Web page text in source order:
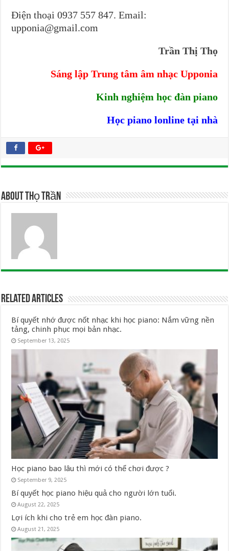
Điện thoại 0937 557 847. Email:
upponia@gmail.com
Trần Thị Thọ
Sáng lập Trung tâm âm nhạc Upponia
Kinh nghiệm học đàn piano
Học piano lonline tại nhà
About Thọ Trần
Related Articles
Bí quyết nhớ được nốt nhạc khi học piano: Nắm vững nền
tảng, chinh phục mọi bản nhạc.
September 13, 2025
Học piano bao lâu thì mới có thể chơi được ?
September 9, 2025
Bí quyết học piano hiệu quả cho người lớn tuổi.
August 22, 2025
Lợi ích khi cho trẻ em học đàn piano.
August 21, 2025